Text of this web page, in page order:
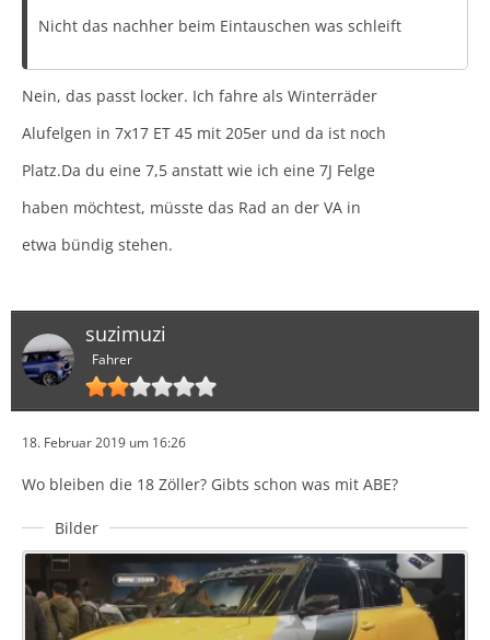
Nicht das nachher beim Eintauschen was schleift
Nein, das passt locker. Ich fahre als Winterräder
Alufelgen in 7x17 ET 45 mit 205er und da ist noch
Platz.Da du eine 7,5 anstatt wie ich eine 7J Felge
haben möchtest, müsste das Rad an der VA in
etwa bündig stehen.
suzimuzi
Fahrer
18. Februar 2019 um 16:26
Wo bleiben die 18 Zöller? Gibts schon was mit ABE?
Bilder